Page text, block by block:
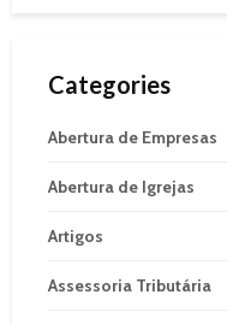
Categories
Abertura de Empresas
Abertura de Igrejas
Artigos
Assessoria Tributária